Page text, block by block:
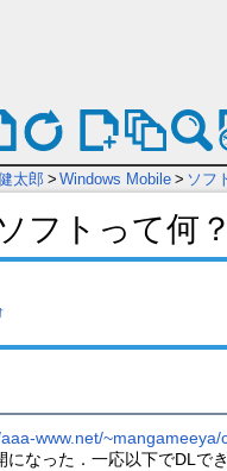
太郎 > Windows Mobile > ソフ
フトって何？
www.net/~mangameeya/
になった．一応以下でDLで